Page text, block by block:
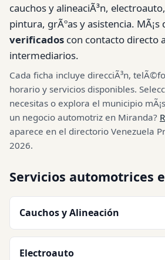
cauchos y alineaciÃ³n,
pintura, grÃºas y asistencia. MÃ¡s
verificados con contacto directo
intermediarios.
Cada ficha incluye direcciÃ³n,
horario y servicios disponibles.
necesitas o explora el municipio
un negocio automotriz en Miranda?
aparece en el directorio Venezuela
2026.
Servicios automotrices
Cauchos y Alineación
Electroauto